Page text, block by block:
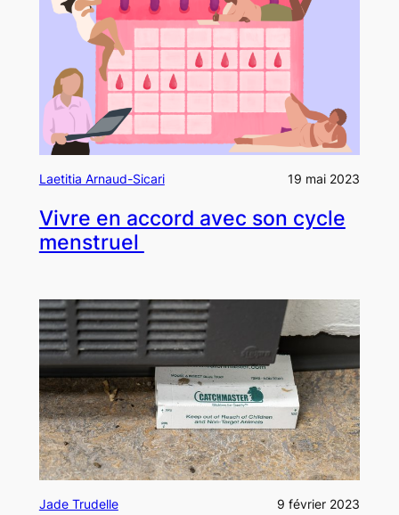
Laetitia Arnaud-Sicari 19 mai 2023
Vivre en accord avec son cycle
menstruel
Jade Trudelle 9 février 2023